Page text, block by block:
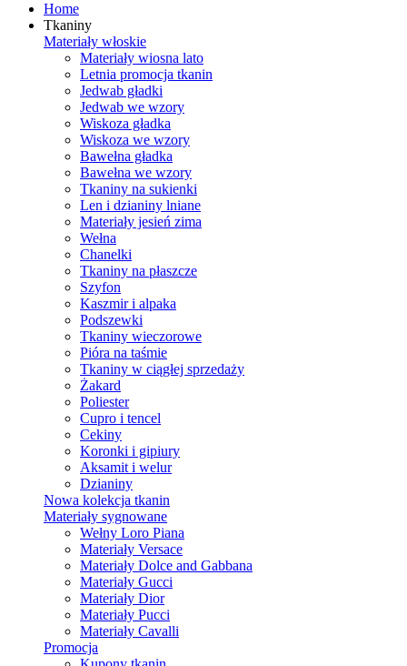
Home
Tkaniny
Materiały włoskie
Materiały wiosna lato
Letnia promocja tkanin
Jedwab gładki
Jedwab we wzory
Wiskoza gładka
Wiskoza we wzory
Bawełna gładka
Bawełna we wzory
Tkaniny na sukienki
Len i dzianiny lniane
Materiały jesień zima
Wełna
Chanelki
Tkaniny na płaszcze
Szyfon
Kaszmir i alpaka
Podszewki
Tkaniny wieczorowe
Pióra na taśmie
Tkaniny w ciągłej sprzedaży
Żakard
Poliester
Cupro i tencel
Cekiny
Koronki i gipiury
Aksamit i welur
Dzianiny
Nowa kolekcja tkanin
Materiały sygnowane
Wełny Loro Piana
Materiały Versace
Materiały Dolce and Gabbana
Materiały Gucci
Materiały Dior
Materiały Pucci
Materiały Cavalli
Promocja